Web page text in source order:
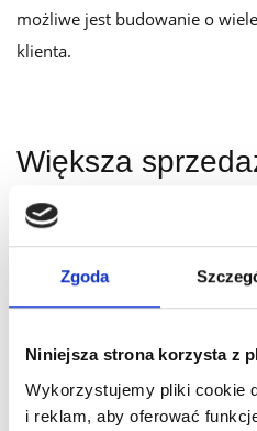
Zgoda
Niniejsza strona korzysta z
Wykorzystujemy pliki cookie
i reklam, aby oferować
możliwe jest budowanie o
klienta.
Większa
W takich coraz trudniejszych
Taką, która zbuduje z nimi
biznesowych. Według ankiety
konsumentów oczekuje od
spersonalizowanych